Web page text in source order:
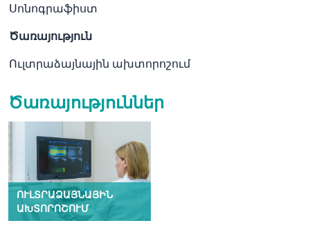
Սոնոգրաֆիստ
Ծառայություն
Ուլտրաձայնային ախտորոշում
Ծառայություններ
ՈՒԼՏՐԱՁԱՅՆԱՅԻՆ
ԱԽՏՈՐՈՇՈՒՄ